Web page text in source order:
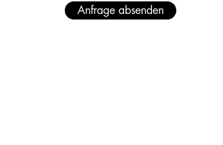
Anfrage absenden